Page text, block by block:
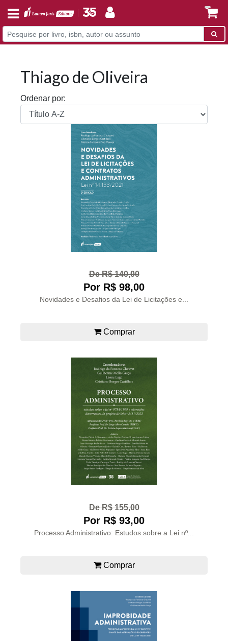
Thiago de Oliveira
Ordenar por:
De R$ 140,00
Por R$ 98,00
Novidades e Desafios da Lei de Licitações e...
Comprar
De R$ 155,00
Por R$ 93,00
Processo Administrativo: Estudos sobre a Lei nº...
Comprar